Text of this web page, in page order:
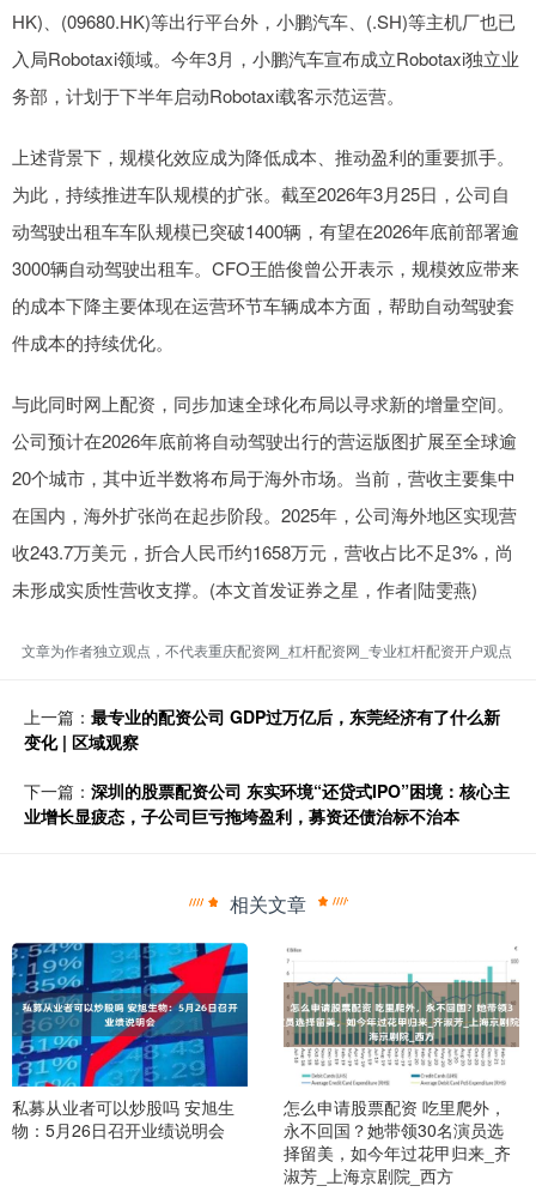
HK)、(09680.HK)等出行平台外，小鹏汽车、(.SH)等主机厂也已
入局Robotaxi领域。今年3月，小鹏汽车宣布成立Robotaxi独立业
务部，计划于下半年启动Robotaxi载客示范运营。
上述背景下，规模化效应成为降低成本、推动盈利的重要抓手。
为此，持续推进车队规模的扩张。截至2026年3月25日，公司自
动驾驶出租车车队规模已突破1400辆，有望在2026年底前部署逾
3000辆自动驾驶出租车。CFO王皓俊曾公开表示，规模效应带来
的成本下降主要体现在运营环节车辆成本方面，帮助自动驾驶套
件成本的持续优化。
与此同时网上配资，同步加速全球化布局以寻求新的增量空间。
公司预计在2026年底前将自动驾驶出行的营运版图扩展至全球逾
20个城市，其中近半数将布局于海外市场。当前，营收主要集中
在国内，海外扩张尚在起步阶段。2025年，公司海外地区实现营
收243.7万美元，折合人民币约1658万元，营收占比不足3%，尚
未形成实质性营收支撑。(本文首发证券之星，作者|陆雯燕)
文章为作者独立观点，不代表重庆配资网_杠杆配资网_专业杠杆配资开户观点
上一篇： 最专业的配资公司 GDP过万亿后，东莞经济有了什么新
变化 | 区域观察
下一篇： 深圳的股票配资公司 东实环境“还贷式IPO”困境：核心主
业增长显疲态，子公司巨亏拖垮盈利，募资还债治标不治本
相关文章
私募从业者可以炒股吗 安旭生
物：5月26日召开业绩说明会
怎么申请股票配资 吃里爬外，
永不回国？她带领30名演员选
择留美，如今年过花甲归来_齐
淑芳_上海京剧院_西方